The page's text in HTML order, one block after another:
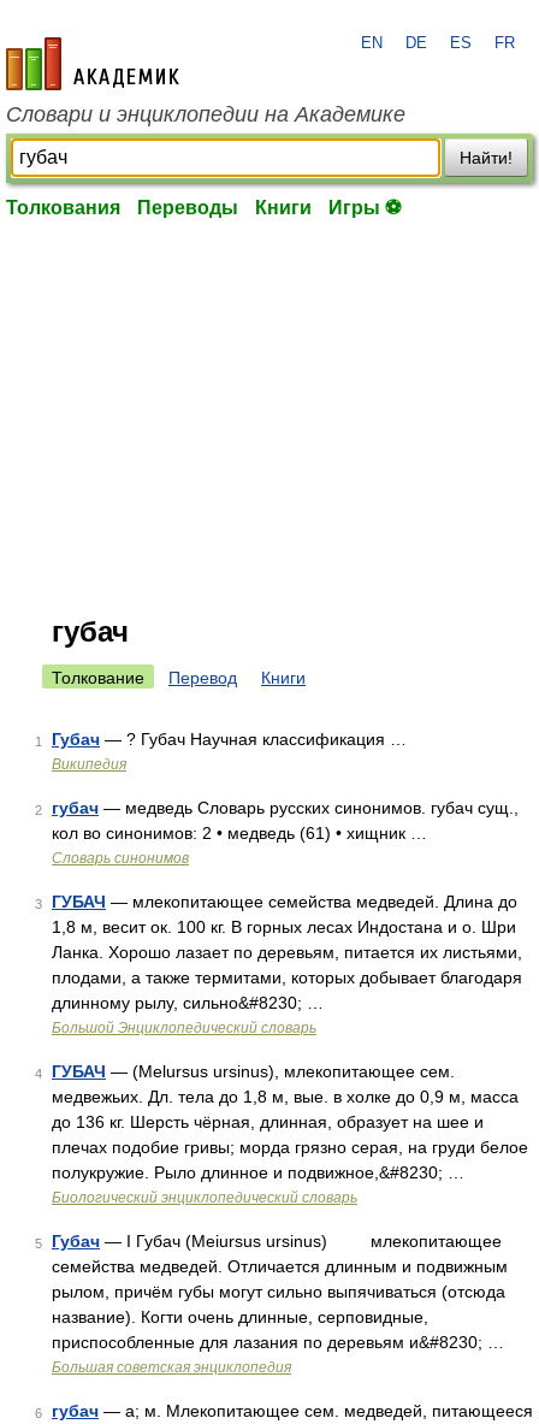
academic.ru
EN DE ES FR
Словари и энциклопедии на Академике
Найти!
Толкования Переводы Книги Игры ⚽
губач
Толкование Перевод Книги
1 Губач — ? Губач Научная классификация …
Википедия
2 губач — медведь Словарь русских синонимов. губач сущ.,
кол во синонимов: 2 • медведь (61) • хищник …
Словарь синонимов
3 ГУБАЧ — млекопитающее семейства медведей. Длина до
1,8 м, весит ок. 100 кг. В горных лесах Индостана и о. Шри
Ланка. Хорошо лазает по деревьям, питается их листьями,
плодами, а также термитами, которых добывает благодаря
длинному рылу, сильно&#8230; …
Большой Энциклопедический словарь
4 ГУБАЧ — (Melursus ursinus), млекопитающее сем.
медвежьих. Дл. тела до 1,8 м, вые. в холке до 0,9 м, масса
до 136 кг. Шерсть чёрная, длинная, образует на шее и
плечах подобие гривы; морда грязно серая, на груди белое
полукружие. Рыло длинное и подвижное,&#8230; …
Биологический энциклопедический словарь
5 Губач — I Губач (Meiursus ursinus) млекопитающее
семейства медведей. Отличается длинным и подвижным
рылом, причём губы могут сильно выпячиваться (отсюда
название). Когти очень длинные, серповидные,
приспособленные для лазания по деревьям и&#8230; …
Большая советская энциклопедия
6 губач — а; м. Млекопитающее сем. медведей, питающееся